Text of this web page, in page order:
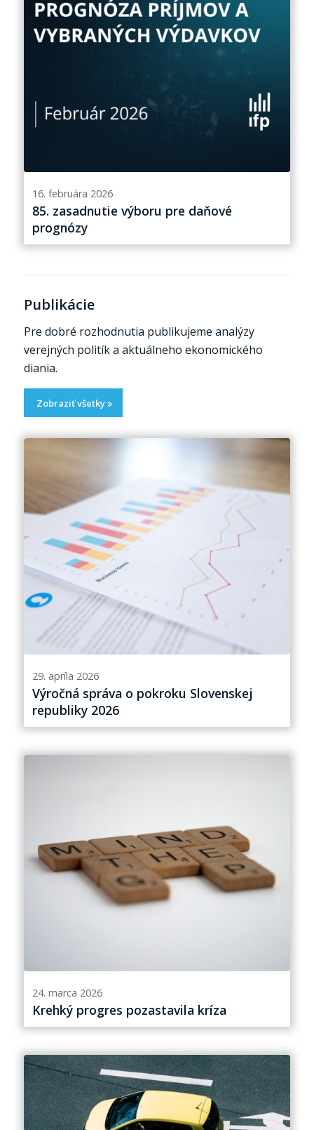
16. februára 2026
85. zasadnutie výboru pre daňové
prognózy
Publikácie
Pre dobré rozhodnutia publikujeme analýzy
verejných politík a aktuálneho ekonomického
diania.
Zobraziť všetky
29. apríla 2026
Výročná správa o pokroku Slovenskej
republiky 2026
24. marca 2026
Krehký progres pozastavila kríza